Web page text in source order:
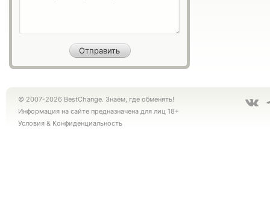
© 2007-2026 BestChange. Знаем, где обменять!
Информация на сайте предназначена для лиц 18+
Условия & Конфиденциальность